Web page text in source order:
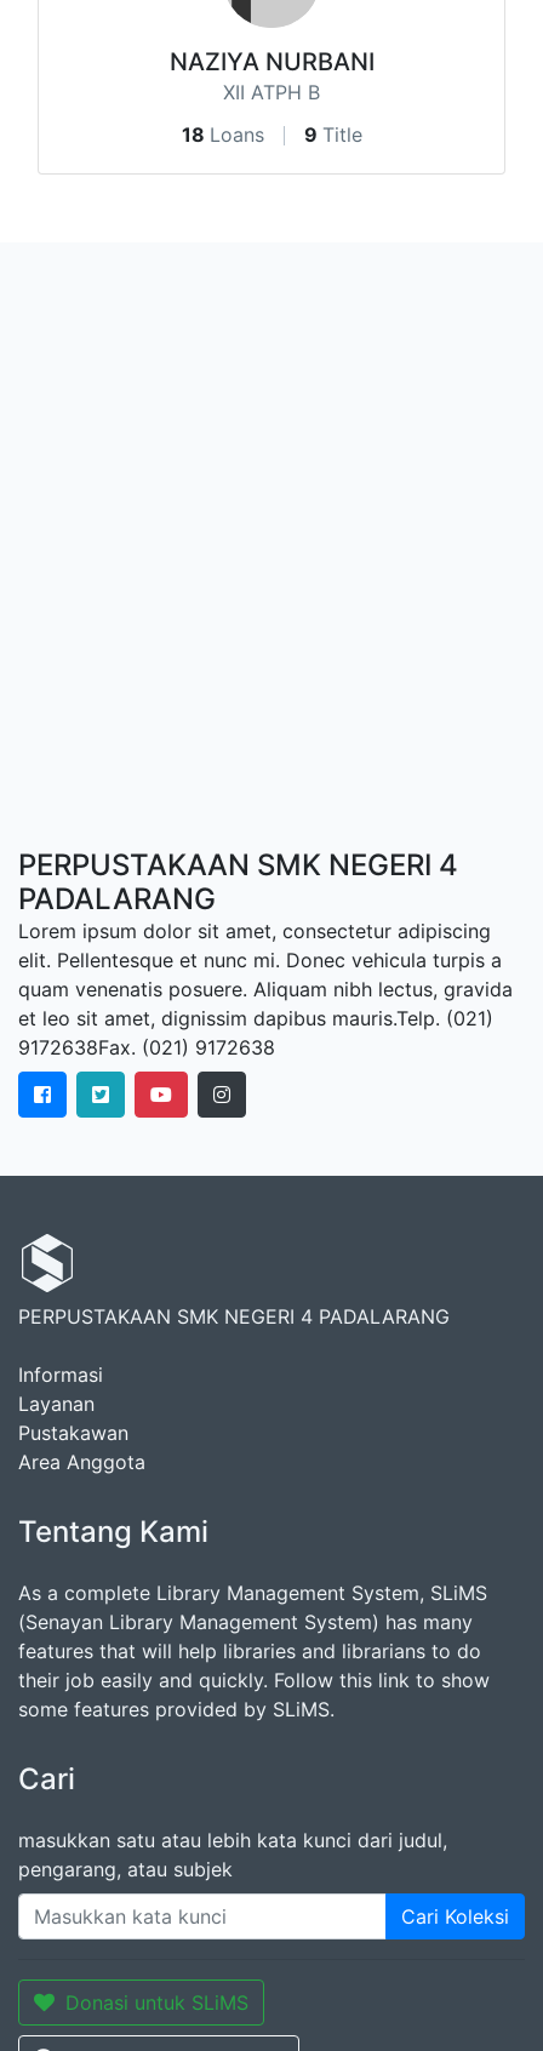
NAZIYA NURBANI
XII ATPH B
18 Loans 9 Title
PERPUSTAKAAN SMK NEGERI 4
PADALARANG
Lorem ipsum dolor sit amet, consectetur adipiscing
elit. Pellentesque et nunc mi. Donec vehicula turpis a
quam venenatis posuere. Aliquam nibh lectus, gravida
et leo sit amet, dignissim dapibus mauris.Telp. (021)
9172638Fax. (021) 9172638
PERPUSTAKAAN SMK NEGERI 4 PADALARANG
Informasi
Layanan
Pustakawan
Area Anggota
Tentang Kami
As a complete Library Management System, SLiMS
(Senayan Library Management System) has many
features that will help libraries and librarians to do
their job easily and quickly. Follow this link to show
some features provided by SLiMS.
Cari
masukkan satu atau lebih kata kunci dari judul,
pengarang, atau subjek
Cari Koleksi
Donasi untuk SLiMS